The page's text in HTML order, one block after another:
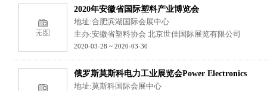
2020年安徽省国际塑料产业博览会
地址:合肥滨湖国际会展中心
主办:安徽省塑料协会 北京世佳国际展览有限公司
2020-03-28 ~ 2020-03-30
俄罗斯莫斯科电力工业展览会Power Electronics
地址:莫斯科国际会展中心